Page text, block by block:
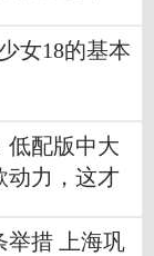
女18的基本
低配版中大
动力，这才
举措 上海巩